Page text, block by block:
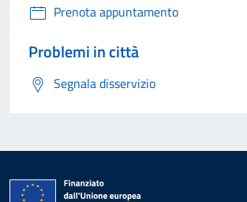
Prenota appuntamento
Problemi in città
Segnala disservizio